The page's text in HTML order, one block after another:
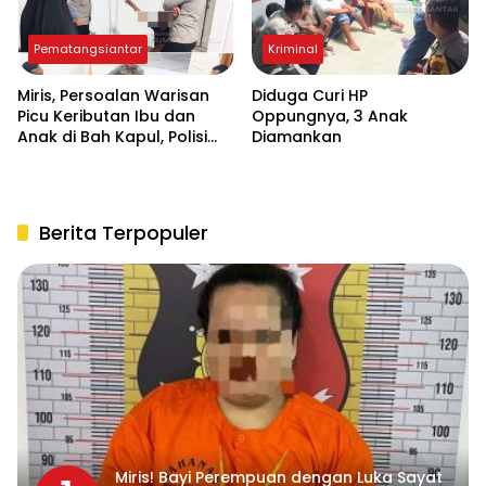
Pematangsiantar
Miris, Persoalan Warisan
Picu Keributan Ibu dan
Anak di Bah Kapul, Polisi
Kriminal
Diduga Curi HP
Oppungnya, 3 Anak
Diamankan
Berita Terpopuler
Miris! Bayi Perempuan dengan Luka Sayat